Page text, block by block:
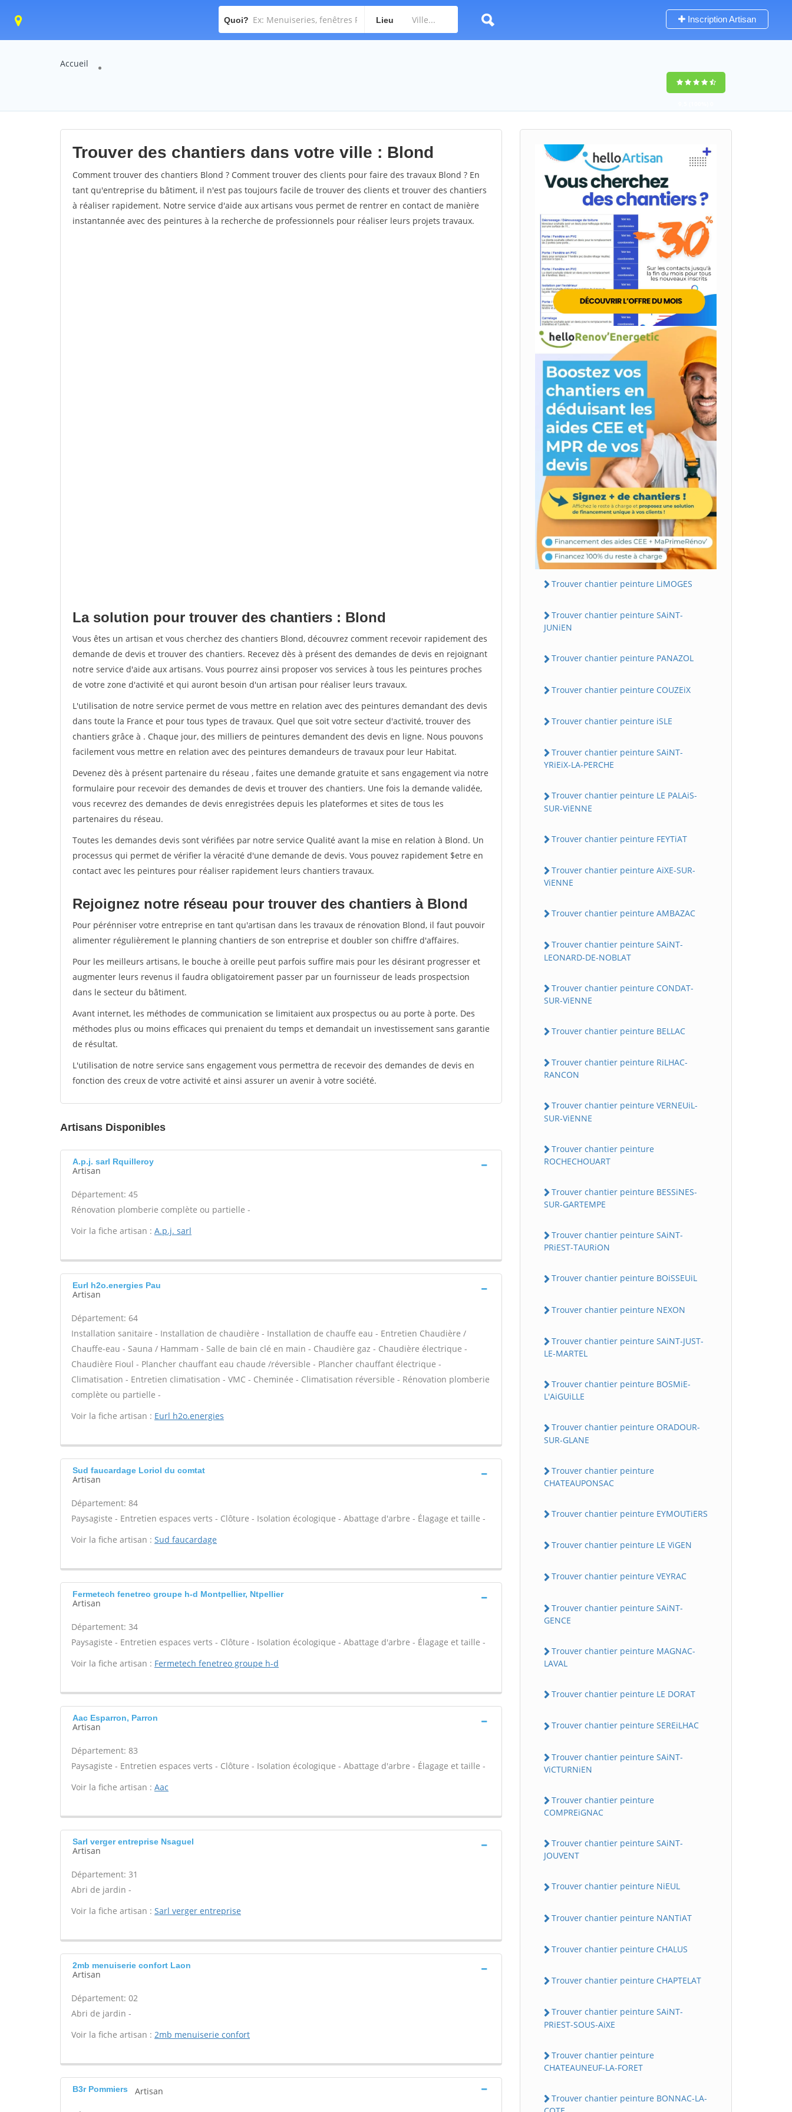
Quoi? Lieu Inscription Artisan
Accueil
Trouver des chantiers dans votre ville : Blond
Comment trouver des chantiers Blond ? Comment trouver des clients pour faire des travaux Blond ? En
tant qu'entreprise du bâtiment, il n'est pas toujours facile de trouver des clients et trouver des chantiers
à réaliser rapidement. Notre service d'aide aux artisans vous permet de rentrer en contact de manière
instantannée avec des peintures à la recherche de professionnels pour réaliser leurs projets travaux.
La solution pour trouver des chantiers : Blond
Vous êtes un artisan et vous cherchez des chantiers Blond, découvrez comment recevoir rapidement des
demande de devis et trouver des chantiers. Recevez dès à présent des demandes de devis en rejoignant
notre service d'aide aux artisans. Vous pourrez ainsi proposer vos services à tous les peintures proches
de votre zone d'activité et qui auront besoin d'un artisan pour réaliser leurs travaux.
L'utilisation de notre service permet de vous mettre en relation avec des peintures demandant des devis
dans toute la France et pour tous types de travaux. Quel que soit votre secteur d'activité, trouver des
chantiers grâce à . Chaque jour, des milliers de peintures demandent des devis en ligne. Nous pouvons
facilement vous mettre en relation avec des peintures demandeurs de travaux pour leur Habitat.
Devenez dès à présent partenaire du réseau , faites une demande gratuite et sans engagement via notre
formulaire pour recevoir des demandes de devis et trouver des chantiers. Une fois la demande validée,
vous recevrez des demandes de devis enregistrées depuis les plateformes et sites de tous les
partenaires du réseau.
Toutes les demandes devis sont vérifiées par notre service Qualité avant la mise en relation à Blond. Un
processus qui permet de vérifier la véracité d'une demande de devis. Vous pouvez rapidement $etre en
contact avec les peintures pour réaliser rapidement leurs chantiers travaux.
Rejoignez notre réseau pour trouver des chantiers à Blond
Pour pérénniser votre entreprise en tant qu'artisan dans les travaux de rénovation Blond, il faut pouvoir
alimenter régulièrement le planning chantiers de son entreprise et doubler son chiffre d'affaires.
Pour les meilleurs artisans, le bouche à oreille peut parfois suffire mais pour les désirant progresser et
augmenter leurs revenus il faudra obligatoirement passer par un fournisseur de leads prospectsion
dans le secteur du bâtiment.
Avant internet, les méthodes de communication se limitaient aux prospectus ou au porte à porte. Des
méthodes plus ou moins efficaces qui prenaient du temps et demandait un investissement sans garantie
de résultat.
L'utilisation de notre service sans engagement vous permettra de recevoir des demandes de devis en
fonction des creux de votre activité et ainsi assurer un avenir à votre société.
Artisans Disponibles
A.p.j. sarl Rquilleroy
Artisan
Département: 45
Rénovation plomberie complète ou partielle -
Voir la fiche artisan : A.p.j. sarl
Eurl h2o.energies Pau
Artisan
Département: 64
Installation sanitaire - Installation de chaudière - Installation de chauffe eau - Entretien Chaudière /
Chauffe-eau - Sauna / Hammam - Salle de bain clé en main - Chaudière gaz - Chaudière électrique -
Chaudière Fioul - Plancher chauffant eau chaude /réversible - Plancher chauffant électrique -
Climatisation - Entretien climatisation - VMC - Cheminée - Climatisation réversible - Rénovation plomberie
complète ou partielle -
Voir la fiche artisan : Eurl h2o.energies
Sud faucardage Loriol du comtat
Artisan
Département: 84
Paysagiste - Entretien espaces verts - Clôture - Isolation écologique - Abattage d'arbre - Élagage et taille -
Voir la fiche artisan : Sud faucardage
Fermetech fenetreo groupe h-d Montpellier, Ntpellier
Artisan
Département: 34
Paysagiste - Entretien espaces verts - Clôture - Isolation écologique - Abattage d'arbre - Élagage et taille -
Voir la fiche artisan : Fermetech fenetreo groupe h-d
Aac Esparron, Parron
Artisan
Département: 83
Paysagiste - Entretien espaces verts - Clôture - Isolation écologique - Abattage d'arbre - Élagage et taille -
Voir la fiche artisan : Aac
Sarl verger entreprise Nsaguel
Artisan
Département: 31
Abri de jardin -
Voir la fiche artisan : Sarl verger entreprise
2mb menuiserie confort Laon
Artisan
Département: 02
Abri de jardin -
Voir la fiche artisan : 2mb menuiserie confort
B3r Pommiers Artisan
Trouver chantier peinture LiMOGES
Trouver chantier peinture SAiNT-
JUNiEN
Trouver chantier peinture PANAZOL
Trouver chantier peinture COUZEiX
Trouver chantier peinture iSLE
Trouver chantier peinture SAiNT-
YRiEiX-LA-PERCHE
Trouver chantier peinture LE PALAiS-
SUR-ViENNE
Trouver chantier peinture FEYTiAT
Trouver chantier peinture AiXE-SUR-
ViENNE
Trouver chantier peinture AMBAZAC
Trouver chantier peinture SAiNT-
LEONARD-DE-NOBLAT
Trouver chantier peinture CONDAT-
SUR-ViENNE
Trouver chantier peinture BELLAC
Trouver chantier peinture RiLHAC-
RANCON
Trouver chantier peinture VERNEUiL-
SUR-ViENNE
Trouver chantier peinture
ROCHECHOUART
Trouver chantier peinture BESSiNES-
SUR-GARTEMPE
Trouver chantier peinture SAiNT-
PRiEST-TAURiON
Trouver chantier peinture BOiSSEUiL
Trouver chantier peinture NEXON
Trouver chantier peinture SAiNT-JUST-
LE-MARTEL
Trouver chantier peinture BOSMiE-
L'AiGUiLLE
Trouver chantier peinture ORADOUR-
SUR-GLANE
Trouver chantier peinture
CHATEAUPONSAC
Trouver chantier peinture EYMOUTiERS
Trouver chantier peinture LE ViGEN
Trouver chantier peinture VEYRAC
Trouver chantier peinture SAiNT-
GENCE
Trouver chantier peinture MAGNAC-
LAVAL
Trouver chantier peinture LE DORAT
Trouver chantier peinture SEREiLHAC
Trouver chantier peinture SAiNT-
ViCTURNiEN
Trouver chantier peinture
COMPREiGNAC
Trouver chantier peinture SAiNT-
JOUVENT
Trouver chantier peinture NiEUL
Trouver chantier peinture NANTiAT
Trouver chantier peinture CHALUS
Trouver chantier peinture CHAPTELAT
Trouver chantier peinture SAiNT-
PRiEST-SOUS-AiXE
Trouver chantier peinture
CHATEAUNEUF-LA-FORET
Trouver chantier peinture BONNAC-LA-